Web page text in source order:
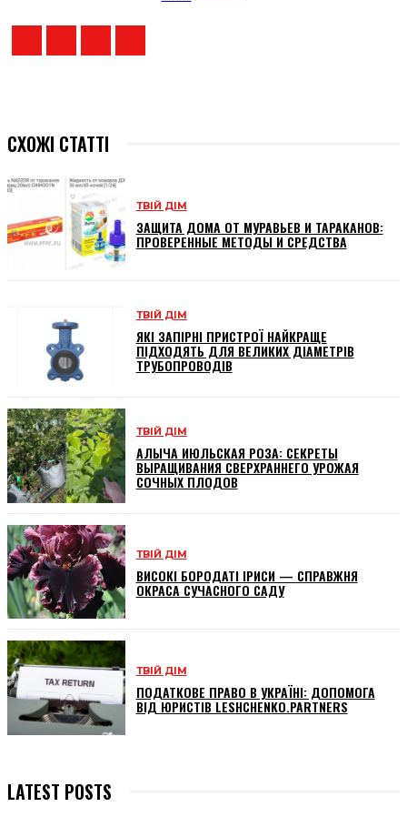
СХОЖІ СТАТТІ
ТВІЙ ДІМ
ЗАЩИТА ДОМА ОТ МУРАВЬЕВ И ТАРАКАНОВ:
ПРОВЕРЕННЫЕ МЕТОДЫ И СРЕДСТВА
ТВІЙ ДІМ
ЯКІ ЗАПІРНІ ПРИСТРОЇ НАЙКРАЩЕ
ПІДХОДЯТЬ ДЛЯ ВЕЛИКИХ ДІАМЕТРІВ
ТРУБОПРОВОДІВ
ТВІЙ ДІМ
АЛЫЧА ИЮЛЬСКАЯ РОЗА: СЕКРЕТЫ
ВЫРАЩИВАНИЯ СВЕРХРАННЕГО УРОЖАЯ
СОЧНЫХ ПЛОДОВ
ТВІЙ ДІМ
ВИСОКІ БОРОДАТІ ІРИСИ — СПРАВЖНЯ
ОКРАСА СУЧАСНОГО САДУ
ТВІЙ ДІМ
ПОДАТКОВЕ ПРАВО В УКРАЇНІ: ДОПОМОГА
ВІД ЮРИСТІВ LESHCHENKO.PARTNERS
LATEST POSTS